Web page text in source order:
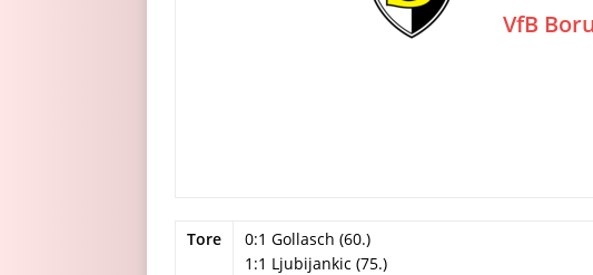
VfB
Tore
0:1 Gollasch (60.)
1:1 Ljubijankic (75.)